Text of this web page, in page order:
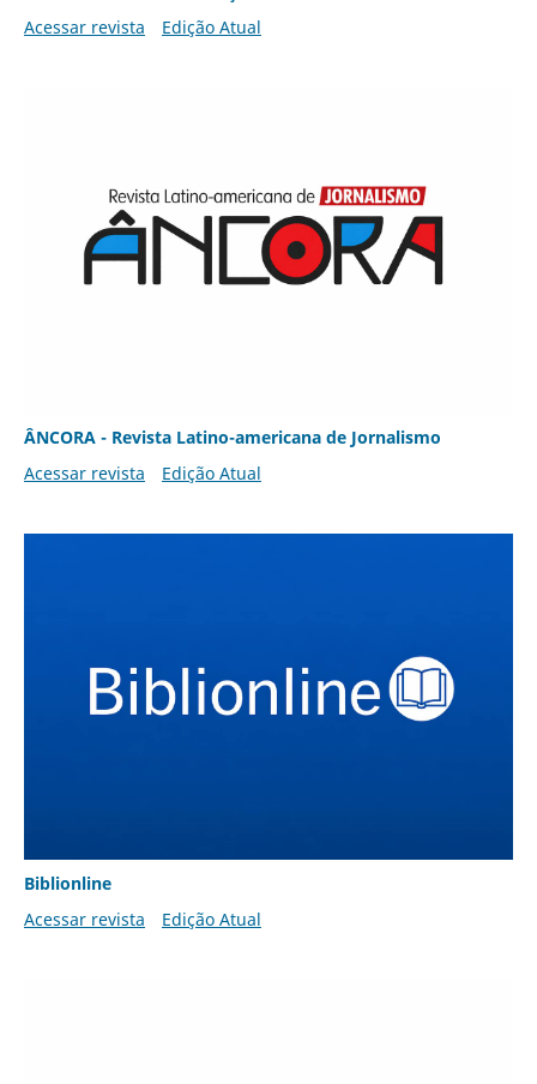
Acessar revista
Edição Atual
ÂNCORA - Revista Latino-americana de Jornalismo
Acessar revista
Edição Atual
Biblionline
Acessar revista
Edição Atual